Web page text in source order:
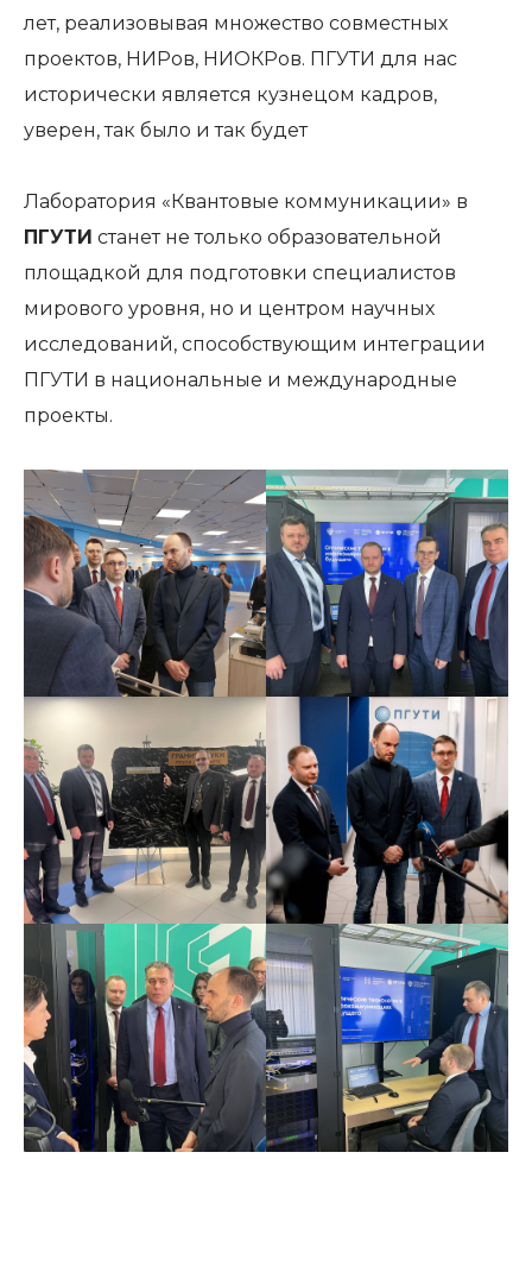
лет, реализовывая множество совместных
проектов, НИРов, НИОКРов. ПГУТИ для нас
исторически является кузнецом кадров,
уверен, так было и так будет
Лаборатория «Квантовые коммуникации» в
ПГУТИ станет не только образовательной
площадкой для подготовки специалистов
мирового уровня, но и центром научных
исследований, способствующим интеграции
ПГУТИ в национальные и международные
проекты.